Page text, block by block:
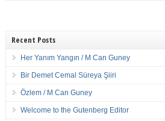
Recent Posts
Her Yanım Yangın / M Can Guney
Bir Demet Cemal Süreya Şiiri
Özlem / M Can Guney
Welcome to the Gutenberg Editor